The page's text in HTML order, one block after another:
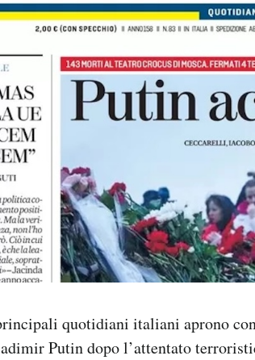
quotidiani italiani aprono
Putin dopo l’attentato